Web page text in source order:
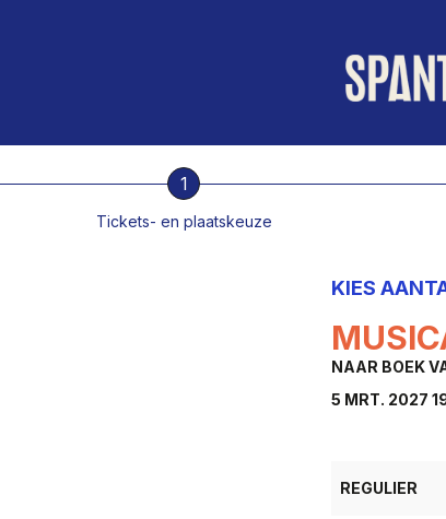
1
Tickets- en plaatskeuze
KIES
NAAR BOEK
5 MRT. 2027
REGULIER